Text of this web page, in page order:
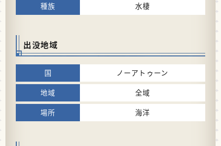
水棲
出没地域
ノーアトゥーン
全域
海洋